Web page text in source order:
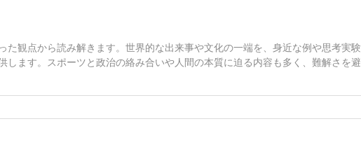
た観点から読み解きます。世界的な出来事や文化の一端を、身近な例や思考実験
します。スポーツと政治の絡み合いや人間の本質に迫る内容も多く、難解さを避